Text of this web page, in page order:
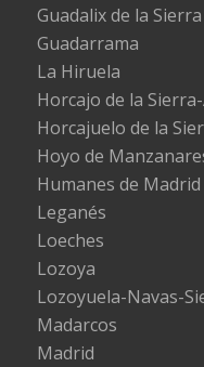
Guadalix de la Sierra
Guadarrama
La Hiruela
Horcajo de la
Horcajuelo de la
Hoyo de
Humanes de Madrid
Leganés
Loeches
Lozoya
Lozoyuela-Navas-
Madarcos
Madrid